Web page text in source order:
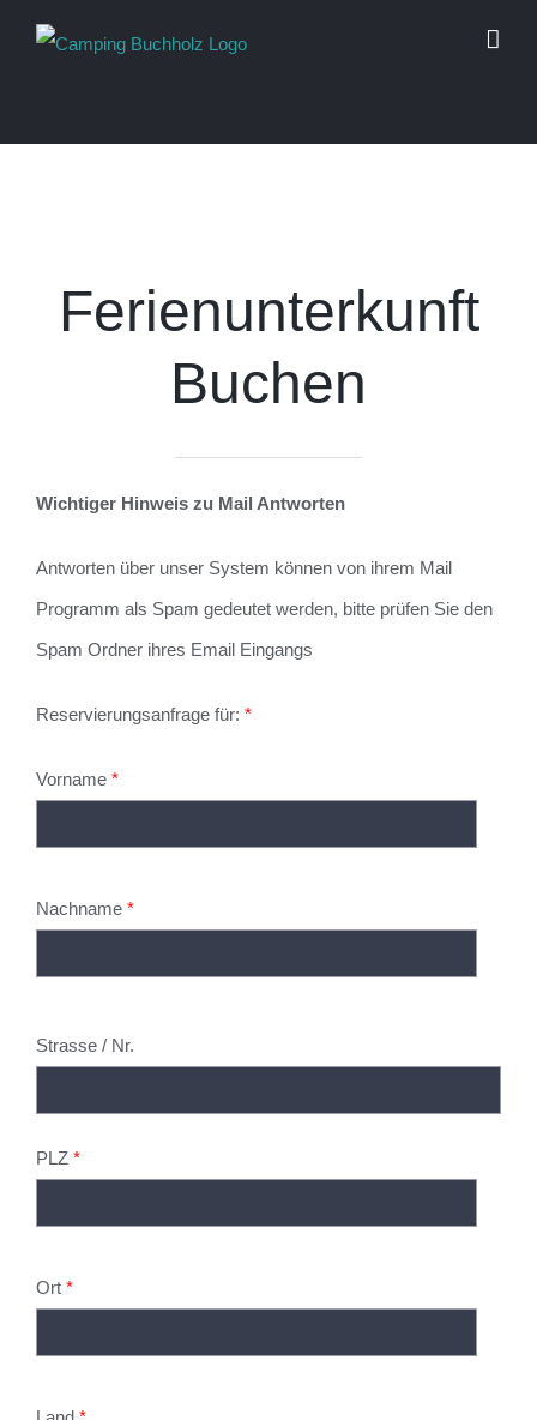
Ferienunterkunft
Buchen
Wichtiger Hinweis zu Mail Antworten
Antworten über unser System können von ihrem Mail
Programm als Spam gedeutet werden, bitte prüfen Sie den
Spam Ordner ihres Email Eingangs
Reservierungsanfrage für: *
Vorname *
Nachname *
Strasse / Nr.
PLZ *
Ort *